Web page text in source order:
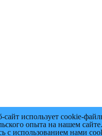
использует cookie-
опыта на нашем
с использованием нами